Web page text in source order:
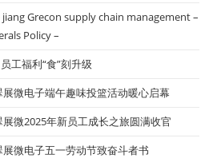
Grecon supply chain management –
Policy –
工福利“食”刻升级
微电子端午趣味投篮活动暖心启幕
微2025年新员工成长之旅圆满收官
微电子五一劳动节致奋斗者书